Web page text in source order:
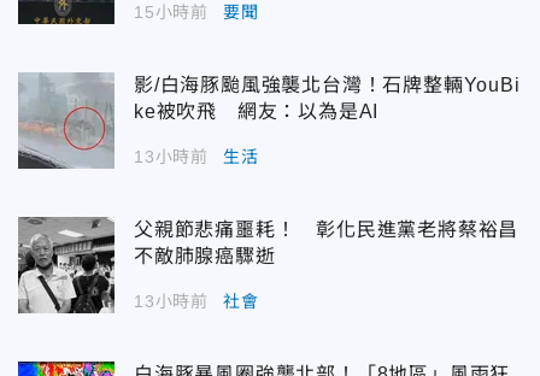
15小時前 要聞
影/白海豚颱風強襲北台灣！石牌整輛YouBi
ke被吹飛 網友：以為是AI
13小時前 生活
父親節悲痛噩耗！ 彰化民進黨老將蔡裕昌
不敵肺腺癌驟逝
13小時前 社會